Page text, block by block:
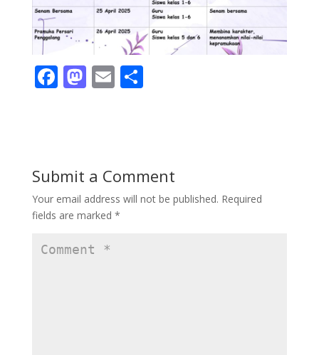
F
o
o
k
M
o
n
E S
Submit a Comment
Your email address will not be published. Required
fields are marked *